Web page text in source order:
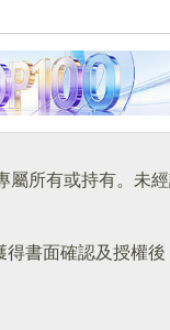
所有或持有。未經
得書面確認及授權後